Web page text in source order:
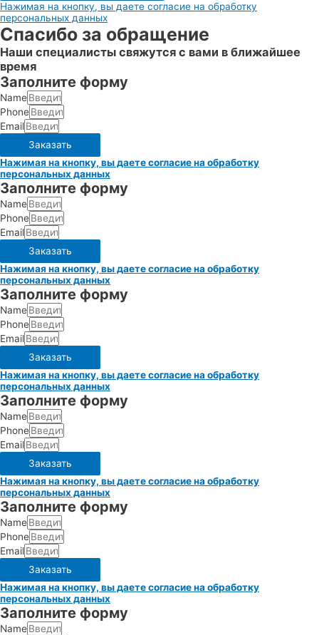
Нажимая на кнопку, вы даете согласие на обработку
персональных данных
Спасибо за обращение
Наши специалисты свяжутся с вами в ближайшее
время
Заполните форму
Name
Phone
Email
Заказать
Нажимая на кнопку, вы даете согласие на обработку
персональных данных
Заполните форму
Name
Phone
Email
Заказать
Нажимая на кнопку, вы даете согласие на обработку
персональных данных
Заполните форму
Name
Phone
Email
Заказать
Нажимая на кнопку, вы даете согласие на обработку
персональных данных
Заполните форму
Name
Phone
Email
Заказать
Нажимая на кнопку, вы даете согласие на обработку
персональных данных
Заполните форму
Name
Phone
Email
Заказать
Нажимая на кнопку, вы даете согласие на обработку
персональных данных
Заполните форму
Name